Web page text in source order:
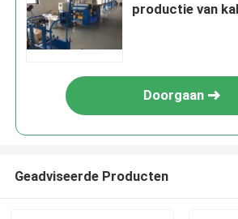
productie van
Doorgaan
Geadviseerde Producten